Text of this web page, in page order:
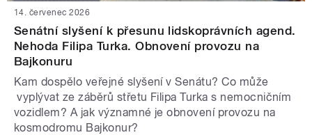
14. červenec 2026
Senátní slyšení k přesunu lidskoprávních agend.
Nehoda Filipa Turka. Obnovení provozu na
Bajkonuru
Kam dospělo veřejné slyšení v Senátu? Co může
vyplývat ze záběrů střetu Filipa Turka s nemocničním
vozidlem? A jak významné je obnovení provozu na
kosmodromu Bajkonur?